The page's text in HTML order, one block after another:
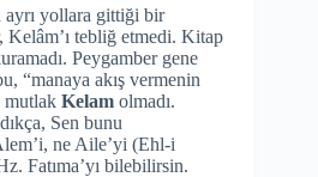
ayrı yollara gittiği bir
Kelâm’ı tebliğ etmedi. Kitap
Peygamber gene
“manaya akış vermenin
mutlak Kelam olmadı.
Sen bunu
ne Aile’yi (Ehl-i
Fatıma’yı bilebilirsin.